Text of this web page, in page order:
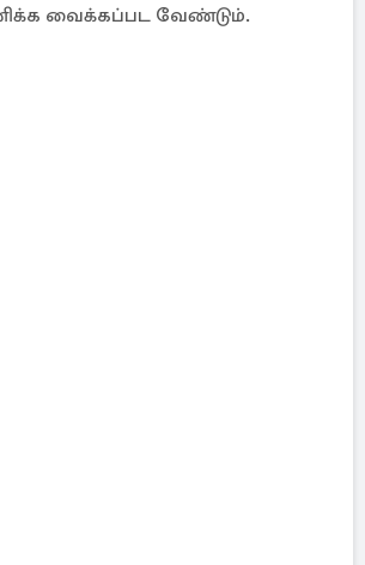
வைக்கப்பட வேண்டும்.